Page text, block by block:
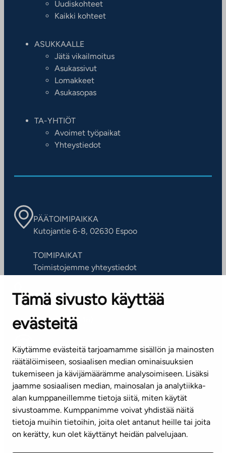
Tämä sivusto käyttää
evästeitä
Käytämme evästeitä tarjoamamme sisällön ja mainosten
räätälöimiseen, sosiaalisen median ominaisuuksien
tukemiseen ja kävijämäärämme analysoimiseen. Lisäksi
jaamme sosiaalisen median, mainosalan ja analytiikka-
alan kumppaneillemme tietoja siitä, miten käytät
sivustoamme. Kumppanimme voivat yhdistää näitä
tietoja muihin tietoihin, joita olet antanut heille tai joita
on kerätty, kun olet käyttänyt heidän palvelujaan.
Uudiskohteet
Kaikki kohteet
ASUKKAALLE
Jätä vikailmoitus
Asukassivut
Lomakkeet
Asukasopas
TA-YHTIÖT
Avoimet työpaikat
Yhteystiedot
PÄÄTOIMIPAIKKA
Kutojantie 6-8, 02630 Espoo
TOIMIPAIKAT
Toimistojemme yhteystiedot
ASIAKASPALVELUKESKUS
Puh. 045 7734 3777
(arkisin klo 8-16)
info@ta.fi
Tilaa uutiskirje
Mediapankki